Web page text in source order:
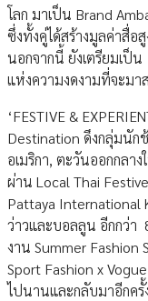
โลก มาเป็น Brand
ซึ่งทั้งคู่ได้สร้างมูลค่าสื่อ
นอกจากนี้ ยังเตรียมเป็
แห่งความงดงามที่จะมา
‘FESTIVE &
Destination ดึงกลุ่มนัก
อเมริกา, ตะวันออกกลา
ผ่าน Local Thai
Pattaya International
ว่าวและบอลลูน อีกกว่า
งาน Summer Fashion
Sport Fashion x
ไปนานและกลับมาอีกค